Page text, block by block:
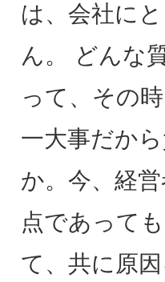
は、会社に
ん。 どんな
って、その
一大事だか
か。今、経
点であって
て、共に原